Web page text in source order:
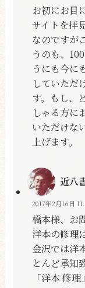
お初にお目
サイトを拝
なのですが
うのも、
うにも今に
していただ
す。もし、
しゃる方に
いただけな
上げます。
近八
2017年2月16日
橋本様、お
洋本の修理
金沢では洋
とんど承知
「洋本 修